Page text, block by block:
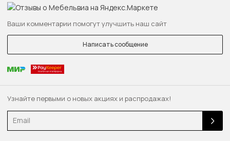
Узнайте первыми о новых акциях и распродажах!
Email
Ваши комментарии помогут улучшить наш сайт
Написать сообщение